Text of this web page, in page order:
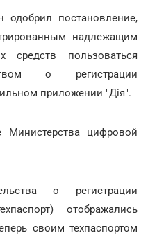
одобрил постановление,
надлежащим
средств пользоваться
о регистрации
приложении "Дія".
Министерства цифровой
о регистрации
отображались
своим техпаспортом